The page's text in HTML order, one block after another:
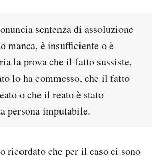
sentenza di assoluzione
manca, è insufficiente o è
la prova che il fatto sussiste,
lo ha commesso, che il fatto
o che il reato è stato
persona imputabile.
ricordato che per il caso ci sono